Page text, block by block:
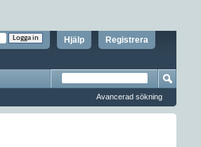
Registrera
Hjälp
Avancerad sökning